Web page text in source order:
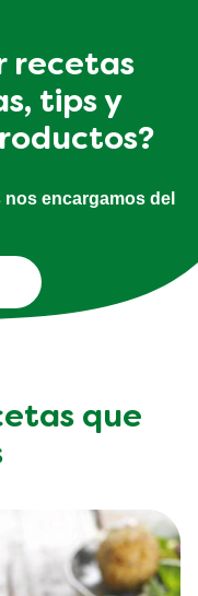
recetas
tips y
encargamos del
que